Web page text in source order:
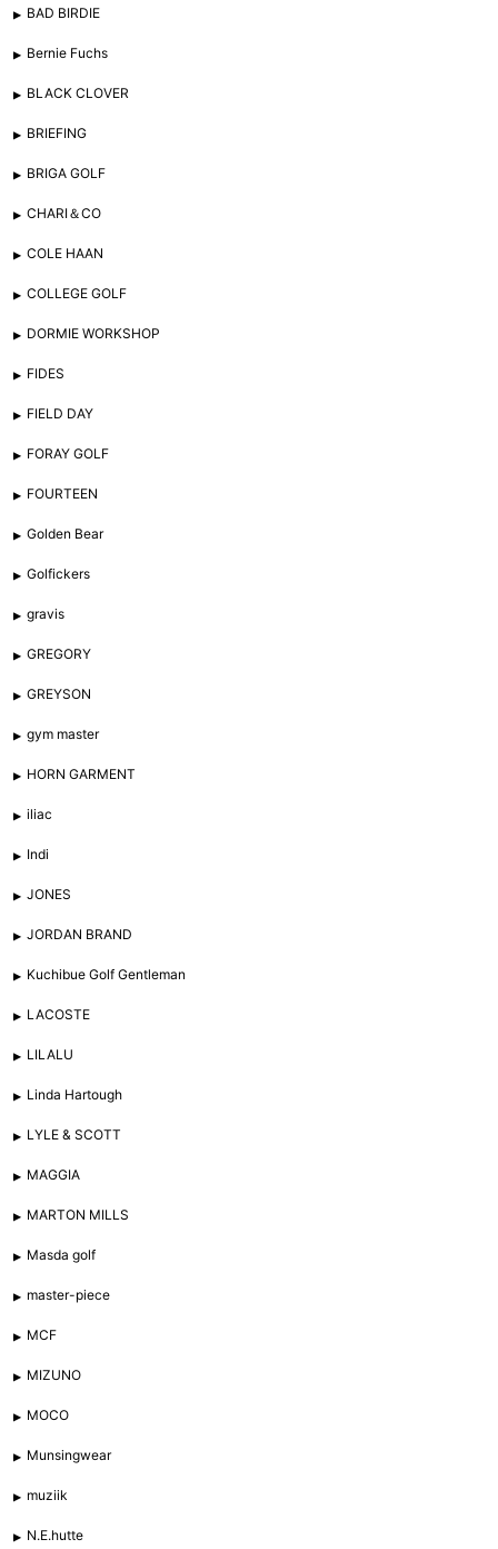
BAD BIRDIE
Bernie Fuchs
BLACK CLOVER
BRIEFING
BRIGA GOLF
CHARI＆CO
COLE HAAN
COLLEGE GOLF
DORMIE WORKSHOP
FIDES
FIELD DAY
FORAY GOLF
FOURTEEN
Golden Bear
Golfickers
gravis
GREGORY
GREYSON
gym master
HORN GARMENT
iliac
Indi
JONES
JORDAN BRAND
Kuchibue Golf Gentleman
LACOSTE
LILALU
Linda Hartough
LYLE & SCOTT
MAGGIA
MARTON MILLS
Masda golf
master-piece
MCF
MIZUNO
MOCO
Munsingwear
muziik
N.E.hutte